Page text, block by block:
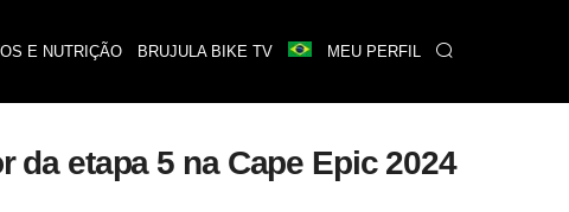
E NUTRIÇÃO BRUJULA BIKE TV MEU PERFIL
etapa 5 na Cape Epic 2024